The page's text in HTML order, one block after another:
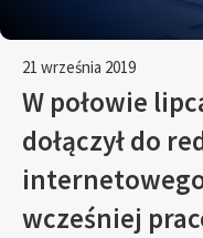
21 września 2019
W połowie
dołączył do
wcześniej